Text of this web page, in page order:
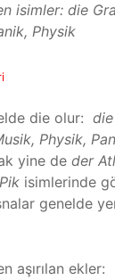
isimler: die
Physik
die olur:
Physik,
yine de der
isimlerinde
genelde
aşırılan ekler: